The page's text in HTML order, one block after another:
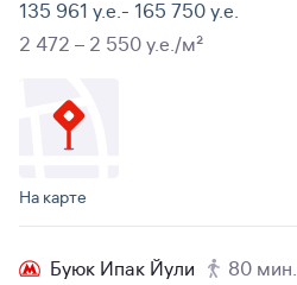
135 961 y.e.- 165 750 y.e.
2 472 – 2 550 y.e./м²
На карте
Буюк Ипак Йули
80 мин.